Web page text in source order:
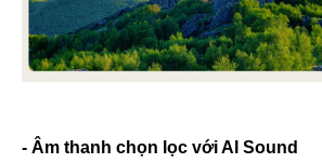
- Âm thanh chọn lọc với AI Sound